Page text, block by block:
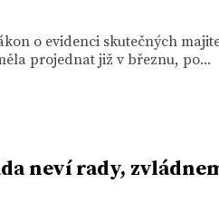
o evidenci skutečných
projednat již v březnu, po...
neví rady,